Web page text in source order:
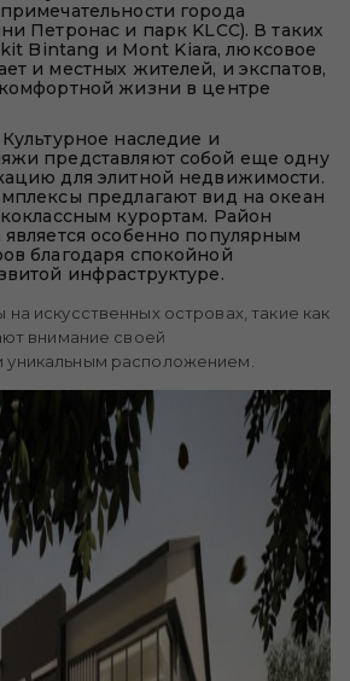
города
Петронас и парк KLCC). В таких
Bintang и Mont Kiara, люксовое
и местных жителей, и экспатов,
жизни в центре
наследие и
представляют собой еще одну
для элитной недвижимости.
предлагают вид на океан
курортам. Район
особенно популярным
благодаря спокойной
инфраструктуре.
искусственных островах, такие как
внимание своей
уникальным расположением.